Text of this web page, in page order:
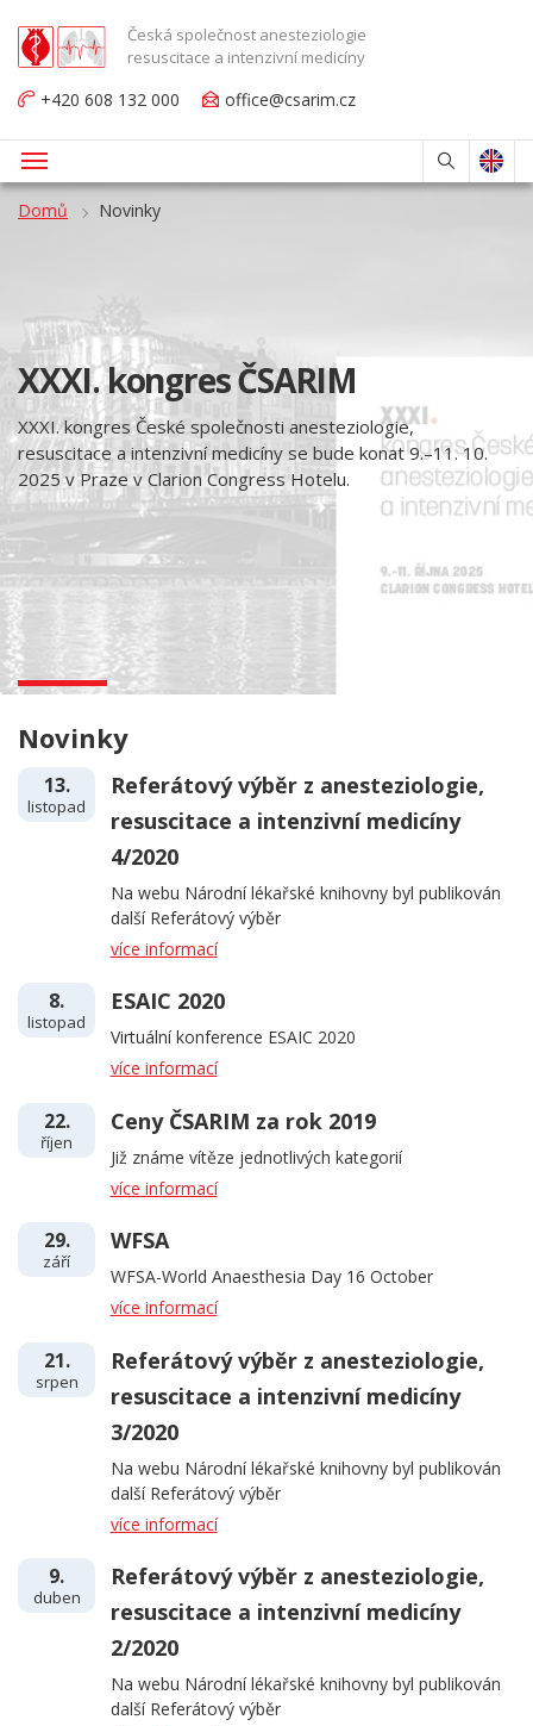
Česká společnost anesteziologie
resuscitace a intenzivní medicíny
+420 608 132 000 office@csarim.cz
Domů Novinky
XXXI. kongres ČSARIM
XXXI. kongres České společnosti anesteziologie,
resuscitace a intenzivní medicíny se bude konat 9.–11. 10.
2025 v Praze v Clarion Congress Hotelu.
Novinky
13.
listopad
Referátový výběr z anesteziologie,
resuscitace a intenzivní medicíny
4/2020
Na webu Národní lékařské knihovny byl publikován
další Referátový výběr
více informací
8.
listopad
ESAIC 2020
Virtuální konference ESAIC 2020
více informací
22.
říjen
Ceny ČSARIM za rok 2019
Již známe vítěze jednotlivých kategorií
více informací
29.
září
WFSA
WFSA-World Anaesthesia Day 16 October
více informací
21.
srpen
Referátový výběr z anesteziologie,
resuscitace a intenzivní medicíny
3/2020
Na webu Národní lékařské knihovny byl publikován
další Referátový výběr
více informací
9.
duben
Referátový výběr z anesteziologie,
resuscitace a intenzivní medicíny
2/2020
Na webu Národní lékařské knihovny byl publikován
další Referátový výběr